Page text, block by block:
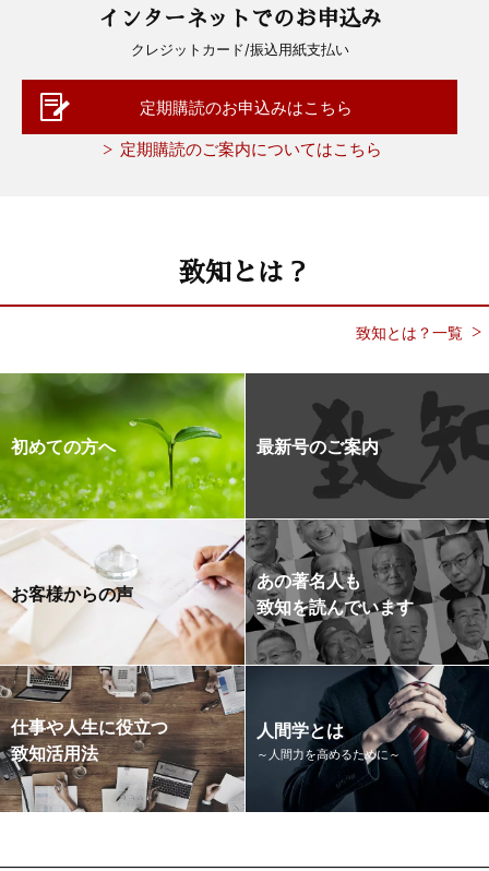
インターネットでのお申込み
クレジットカード/振込用紙支払い
定期購読のお申込みはこちら
定期購読のご案内についてはこちら
致知とは？
致知とは？一覧
初めての方へ 最新号のご案内
お客様からの声
あの著名人も
致知を読んでいます
仕事や人生に役立つ
致知活用法
人間学とは
～人間力を高めるために～